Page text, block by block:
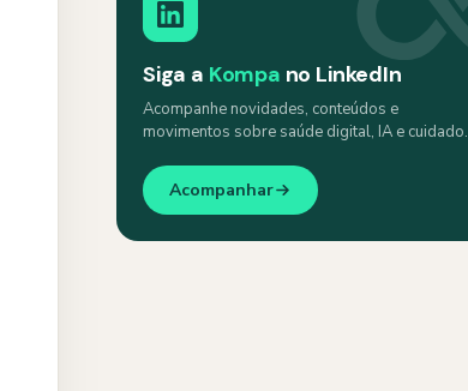
Siga a Kompa no LinkedIn
Acompanhe novidades, conteúdos e
movimentos sobre saúde digital, IA e cuidado.
Acompanhar